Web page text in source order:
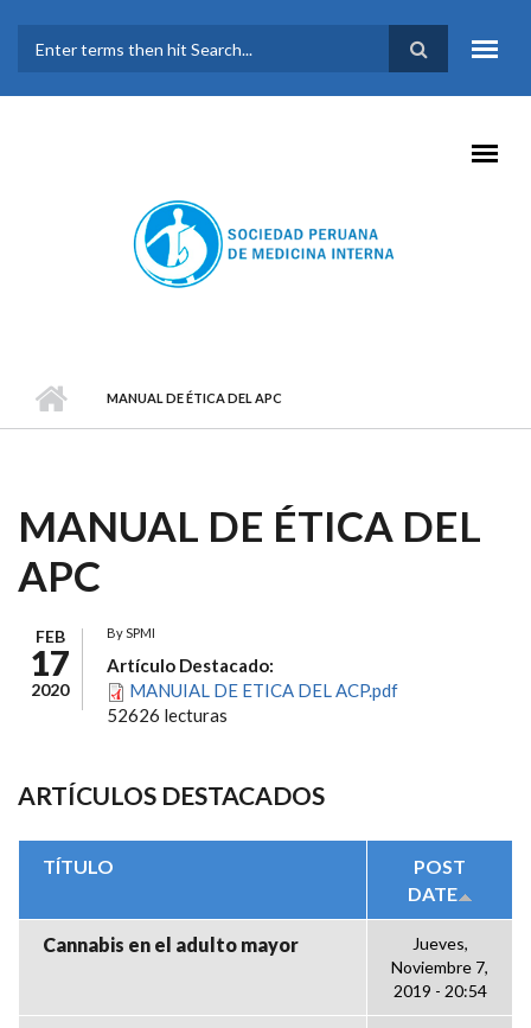
FORMULARIO DE
BÚSQUEDA
MANUAL DE ÉTICA DEL APC
MANUAL DE ÉTICA DEL
APC
FEB
17
2020
BySPMI
Artículo Destacado:
MANUIAL DE ETICA DEL ACP.pdf
52626 lecturas
ARTÍCULOS DESTACADOS
TÍTULO
POST
DATE
Cannabis en el adulto mayor
Jueves,
Noviembre 7,
2019 - 20:54